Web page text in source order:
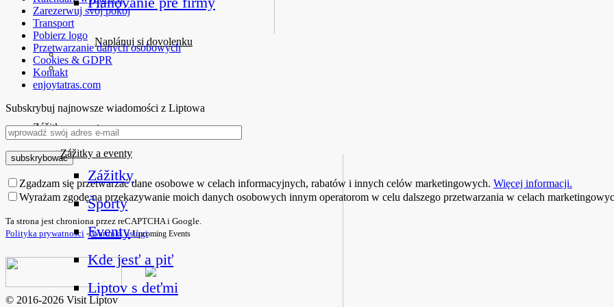
Naplánuj si dovolenku
Zážitky a eventy
Zážitky a eventy
Zážitky
Športy
Eventy Upcoming Events
Kde jesť a piť
Liptov s deťmi
Zarezerwuj svój pokój
Transport
Pobierz logo
Przetwarzanie danych osobowych
Cookies & GDPR
Kontakt
enjoytatras.com
Subskrybuj najnowsze wiadomości z Liptowa
Zgadzam się przetwarzać dane osobowe w celach informacyjnych, rabatów i innych celów marketingowych. Więcej informacji.
Wyrażam zgodę na przekazywanie moich danych osobowych innym operatorom w celu dalszego przetwarzania w celach
Ta strona jest chroniona przez reCAPTCHA i Google.
Polityka prywatności -Warunki usługi
© 2016-2026 Visit Liptov